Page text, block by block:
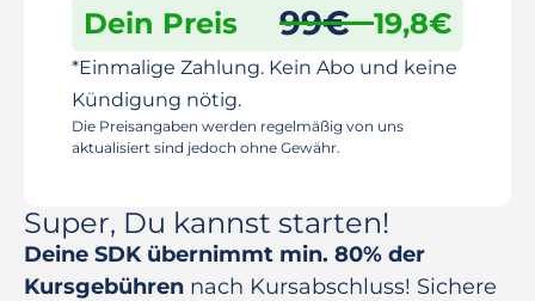
Dein Preis 99€ 19,8€
*Einmalige Zahlung. Kein Abo und keine
Kündigung nötig.
Die Preisangaben werden regelmäßig von uns
aktualisiert sind jedoch ohne Gewähr.
Super, Du kannst starten!
Deine SDK übernimmt min. 80% der
Kursgebühren nach Kursabschluss! Sichere